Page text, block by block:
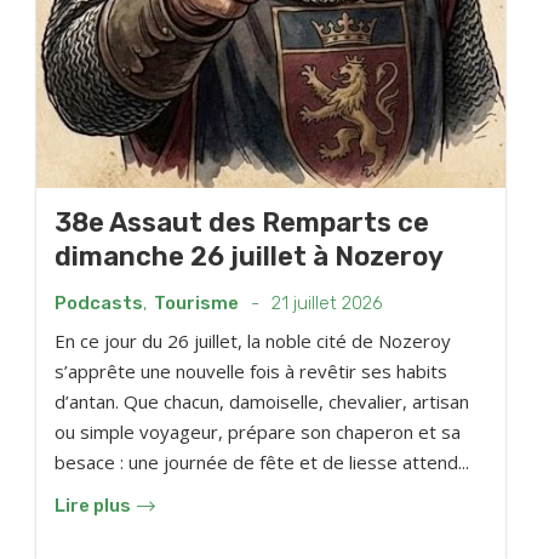
38e Assaut des Remparts ce
dimanche 26 juillet à Nozeroy
Podcasts, Tourisme - 21 juillet 2026
En ce jour du 26 juillet, la noble cité de Nozeroy
s’apprête une nouvelle fois à revêtir ses habits
d’antan. Que chacun, damoiselle, chevalier, artisan
ou simple voyageur, prépare son chaperon et sa
besace : une journée de fête et de liesse attend...
Lire plus